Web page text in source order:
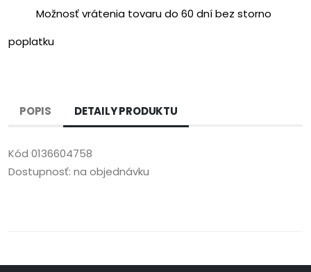
Možnosť vrátenia tovaru do 60 dní bez storno
poplatku
POPIS DETAILY PRODUKTU
Kód 0136604758
Dostupnosť: na objednávku